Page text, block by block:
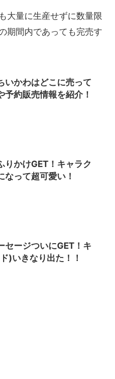
大量に生産せずに数量限
期間内であっても完売す
いかわはどこに売って
予約販売情報を紹介！
りかけGET！キャラク
なって超可愛い！
セージついにGET！キ
)いきなり出た！！